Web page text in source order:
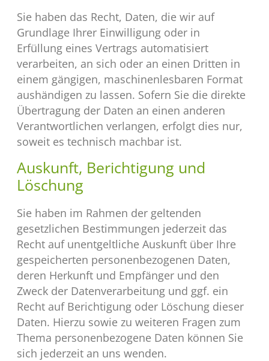
Sie haben das Recht, Daten, die wir auf
Grundlage Ihrer Einwilligung oder in
Erfüllung eines Vertrags automatisiert
verarbeiten, an sich oder an einen Dritten in
einem gängigen, maschinenlesbaren Format
aushändigen zu lassen. Sofern Sie die direkte
Übertragung der Daten an einen anderen
Verantwortlichen verlangen, erfolgt dies nur,
soweit es technisch machbar ist.
Auskunft, Berichtigung und
Löschung
Sie haben im Rahmen der geltenden
gesetzlichen Bestimmungen jederzeit das
Recht auf unentgeltliche Auskunft über Ihre
gespeicherten personenbezogenen Daten,
deren Herkunft und Empfänger und den
Zweck der Datenverarbeitung und ggf. ein
Recht auf Berichtigung oder Löschung dieser
Daten. Hierzu sowie zu weiteren Fragen zum
Thema personenbezogene Daten können Sie
sich jederzeit an uns wenden.